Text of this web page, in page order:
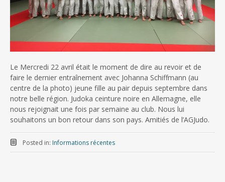
Le Mercredi 22 avril était le moment de dire au revoir et de
faire le dernier entraînement avec Johanna Schiffmann (au
centre de la photo) jeune fille au pair depuis septembre dans
notre belle région. Judoka ceinture noire en Allemagne, elle
nous rejoignait une fois par semaine au club. Nous lui
souhaitons un bon retour dans son pays. Amitiés de l’AGJudo.
Posted in: Informations récentes